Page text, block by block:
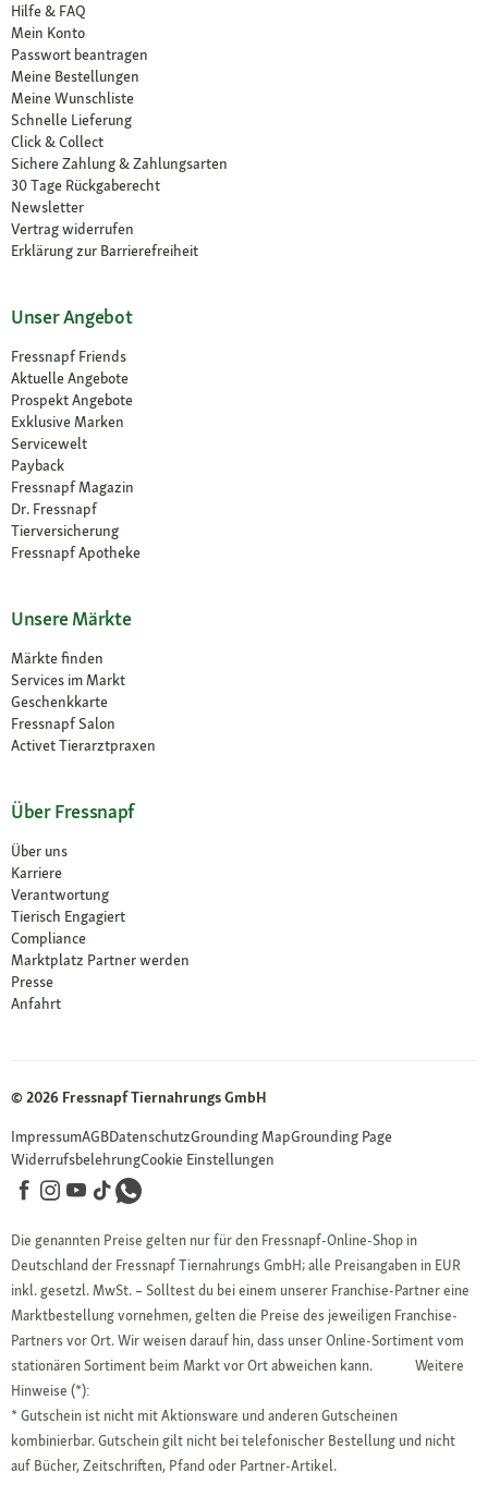
Hilfe & FAQ
Mein Konto
Passwort beantragen
Meine Bestellungen
Meine Wunschliste
Schnelle Lieferung
Click & Collect
Sichere Zahlung & Zahlungsarten
30 Tage Rückgaberecht
Newsletter
Vertrag widerrufen
Erklärung zur Barrierefreiheit
Unser Angebot
Fressnapf Friends
Aktuelle Angebote
Prospekt Angebote
Exklusive Marken
Servicewelt
Payback
Fressnapf Magazin
Dr. Fressnapf
Tierversicherung
Fressnapf Apotheke
Unsere Märkte
Märkte finden
Services im Markt
Geschenkkarte
Fressnapf Salon
Activet Tierarztpraxen
Über Fressnapf
Über uns
Karriere
Verantwortung
Tierisch Engagiert
Compliance
Marktplatz Partner werden
Presse
Anfahrt
© 2026 Fressnapf Tiernahrungs GmbH
ImpressumAGBDatenschutzGrounding MapGrounding Page
WiderrufsbelehrungCookie Einstellungen
Die genannten Preise gelten nur für den Fressnapf-Online-Shop in
Deutschland der Fressnapf Tiernahrungs GmbH; alle Preisangaben in EUR
inkl. gesetzl. MwSt. – Solltest du bei einem unserer Franchise-Partner eine
Marktbestellung vornehmen, gelten die Preise des jeweiligen Franchise-
Partners vor Ort. Wir weisen darauf hin, dass unser Online-Sortiment vom
stationären Sortiment beim Markt vor Ort abweichen kann.
Weitere
Hinweise (*):
* Gutschein ist nicht mit Aktionsware und anderen Gutscheinen
kombinierbar. Gutschein gilt nicht bei telefonischer Bestellung und nicht
auf Bücher, Zeitschriften, Pfand oder Partner-Artikel.